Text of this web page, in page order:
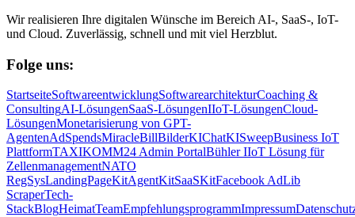
Wir realisieren Ihre digitalen Wünsche im Bereich AI-, SaaS-, IoT-
und Cloud. Zuverlässig, schnell und mit viel Herzblut.
Folge uns:
StartseiteSoftwareentwicklungSoftwarearchitekturCoaching &
ConsultingAI-LösungenSaaS-LösungenIIoT-LösungenCloud-
LösungenMonetarisierung von GPT-
AgentenAdSpendsMiracleBillBilderKIChatKISweepBusiness IoT
PlattformTAXIKOMM24 Admin PortalBühler IIoT Lösung für
ZellenmanagementNATO
RegSysLandingPageKitAgentKitSaaSKitFacebook AdLib
ScraperTech-
StackBlogHeimatTeamEmpfehlungsprogrammImpressum